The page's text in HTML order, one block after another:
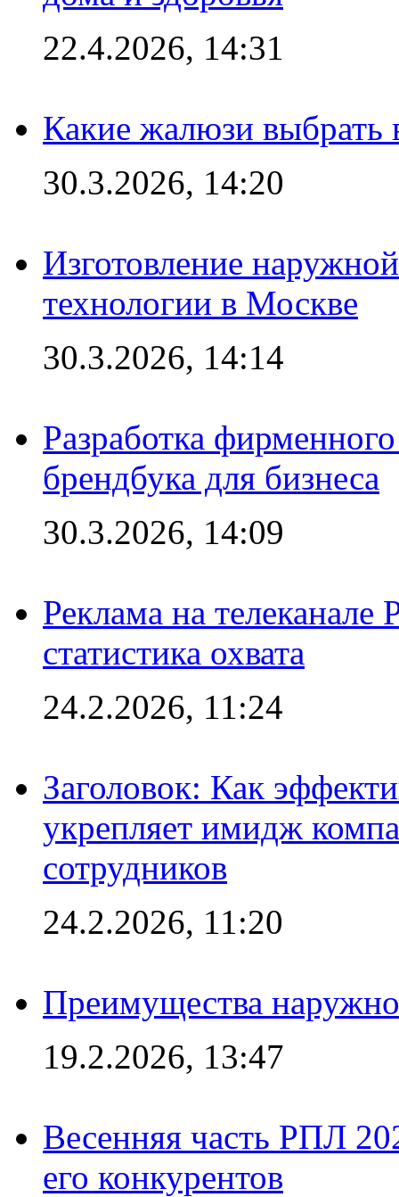
22.4.2026, 14:31
Какие жалюзи выбрать
30.3.2026, 14:20
Изготовление
технологии в Москве
30.3.2026, 14:14
Разработка
брендбука для бизнеса
30.3.2026, 14:09
Реклама на
статистика охвата
24.2.2026, 11:24
Заголовок: Как
укрепляет имидж
сотрудников
24.2.2026, 11:20
Преимущества
19.2.2026, 13:47
Весенняя часть РПЛ
его конкурентов